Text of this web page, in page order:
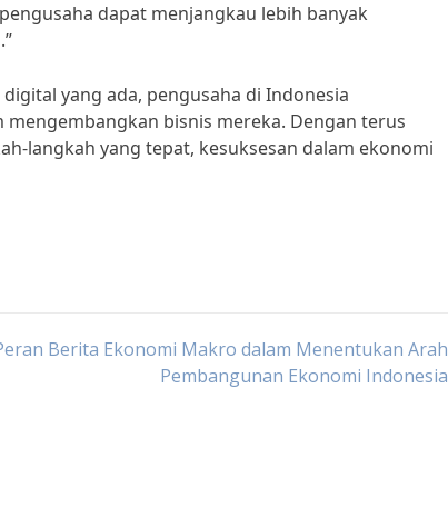
dapat menjangkau lebih banyak
yang ada, pengusaha di Indonesia
bisnis mereka. Dengan terus
langkah yang tepat, kesuksesan dalam ekonomi
Berita Ekonomi Makro dalam Menentukan Arah
Pembangunan Ekonomi Indonesia